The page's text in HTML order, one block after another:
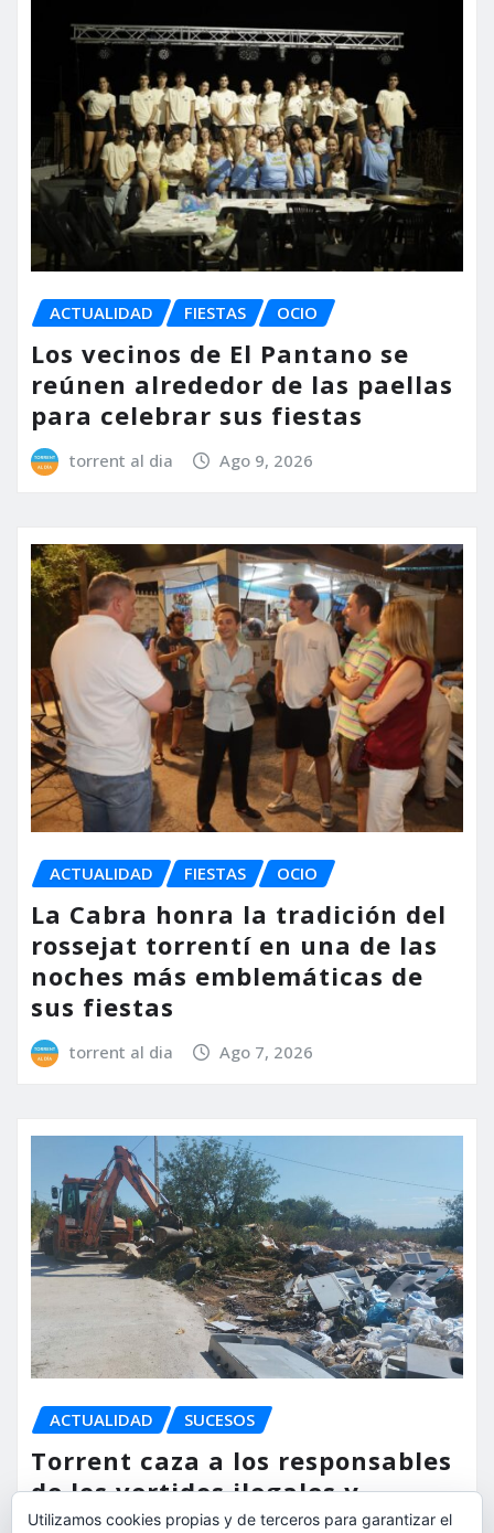
ACTUALIDAD FIESTAS OCIO
Los vecinos de El Pantano se
reúnen alrededor de las paellas
para celebrar sus fiestas
torrent al dia Ago 9, 2026
ACTUALIDAD FIESTAS OCIO
La Cabra honra la tradición del
rossejat torrentí en una de las
noches más emblemáticas de
sus fiestas
torrent al dia Ago 7, 2026
ACTUALIDAD SUCESOS
Torrent caza a los responsables
de los vertidos ilegales y
endurece las sanciones
Utilizamos cookies propias y de terceros para garantizar el